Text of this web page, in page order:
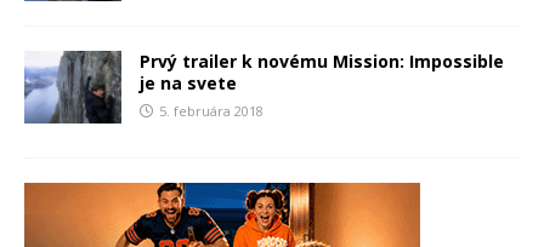
Prvý trailer k novému Mission: Impossible
je na svete
5. februára 2018